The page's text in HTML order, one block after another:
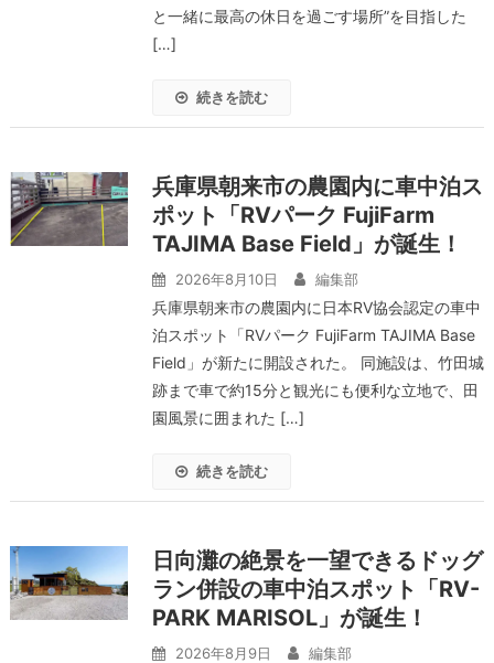
と一緒に最高の休日を過ごす場所”を目指した
[…]
続きを読む
兵庫県朝来市の農園内に車中泊ス
ポット「RVパーク FujiFarm
TAJIMA Base Field」が誕生！
2026年8月10日 編集部
兵庫県朝来市の農園内に日本RV協会認定の車中
泊スポット「RVパーク FujiFarm TAJIMA Base
Field」が新たに開設された。 同施設は、竹田城
跡まで車で約15分と観光にも便利な立地で、田
園風景に囲まれた […]
続きを読む
日向灘の絶景を一望できるドッグ
ラン併設の車中泊スポット「RV-
PARK MARISOL」が誕生！
2026年8月9日 編集部